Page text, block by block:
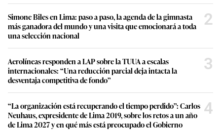
Simone Biles en Lima: paso a paso, la agenda de la gimnasta
más ganadora del mundo y una visita que emocionará a toda
una selección nacional
2
Aerolíneas responden a LAP sobre la TUUA a escalas
internacionales: “Una reducción parcial deja intacta la
desventaja competitiva de fondo”
3
“La organización está recuperando el tiempo perdido”: Carlos
Neuhaus, expresidente de Lima 2019, sobre los retos a un año
de Lima 2027 y en qué más está preocupado el Gobierno
4